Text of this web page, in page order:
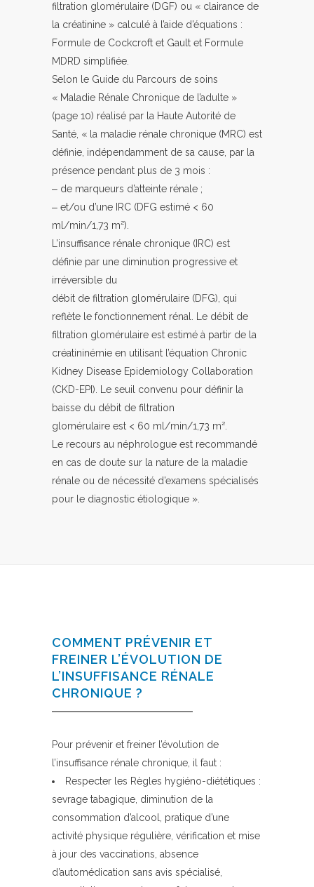
filtration glomérulaire (DGF) ou « clairance de
la créatinine » calculé à l’aide d’équations :
Formule de Cockcroft et Gault et Formule
MDRD simplifiée.
Selon le Guide du Parcours de soins
« Maladie Rénale Chronique de l’adulte »
(page 10) réalisé par la Haute Autorité de
Santé, « la maladie rénale chronique (MRC) est
définie, indépendamment de sa cause, par la
présence pendant plus de 3 mois :
‒ de marqueurs d’atteinte rénale ;
‒ et/ou d’une IRC (DFG estimé < 60
ml/min/1,73 m²).
L’insuffisance rénale chronique (IRC) est
définie par une diminution progressive et
irréversible du
débit de filtration glomérulaire (DFG), qui
reflète le fonctionnement rénal. Le débit de
filtration glomérulaire est estimé à partir de la
créatininémie en utilisant l’équation Chronic
Kidney Disease Epidemiology Collaboration
(CKD-EPI). Le seuil convenu pour définir la
baisse du débit de filtration
glomérulaire est < 60 ml/min/1,73 m².
Le recours au néphrologue est recommandé
en cas de doute sur la nature de la maladie
rénale ou de nécessité d’examens spécialisés
pour le diagnostic étiologique ».
COMMENT PRÉVENIR ET
FREINER L’ÉVOLUTION DE
L’INSUFFISANCE RÉNALE
CHRONIQUE ?
Pour prévenir et freiner l’évolution de
l’insuffisance rénale chronique, il faut :
Respecter les Règles hygiéno-diététiques :
sevrage tabagique, diminution de la
consommation d’alcool, pratique d’une
activité physique régulière, vérification et mise
à jour des vaccinations, absence
d’automédication sans avis spécialisé,